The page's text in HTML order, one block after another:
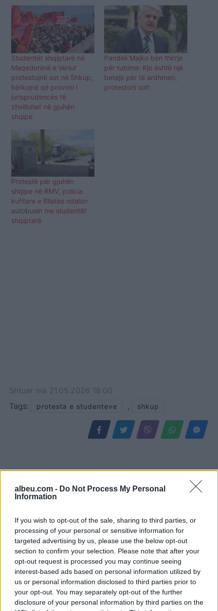
albeu.com - Do Not Process My Personal
Information
If you wish to opt-out of the sale, sharing to third parties, or
processing of your personal or sensitive information for
targeted advertising by us, please use the below opt-out
section to confirm your selection. Please note that after your
opt-out request is processed you may continue seeing
interest-based ads based on personal information utilized by
us or personal information disclosed to third parties prior to
your opt-out. You may separately opt-out of the further
disclosure of your personal information by third parties on the
Studentët shqiptarë në
Maqedoninë e Veriut
protestojnë sot në Shkup,
kërkojnë që provimi i
jurisprudencës të
zhvillohet në gjuhën
shqipe
Pandeli Majko bën thirrje
për tubime: Kjo është një
betejë për të ardhmen,
protestoni sot!
Protestë për gjuhën
shqipe në RMV, policia
kufitare e Bllatës ndalon
autobusin me studentët
shqiptarë
Shtuar më 21.05.2026 18:00
Tags:
protesta e studenteve , shkup
“Meta” gjobitet me 567
milionë dollarë të tjerë për
sigurinë e fëmijëve,
kompania: Do ta apelojmë
Horoskopi 7 Gusht 2026/
Çfarë kanë rezervuar yjet
për secilën shenjë?